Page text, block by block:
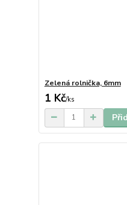
Zelená rolnička, 6mm
1 Kč/ks